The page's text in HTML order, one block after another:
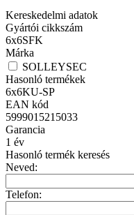
Kereskedelmi adatok
Gyártói cikkszám
6x6SFK
Márka
SOLLEYSEC
Hasonló termékek
6x6KU-SP
EAN kód
5999015215033
Garancia
1 év
Hasonló termék keresés
Neved:
Telefon: